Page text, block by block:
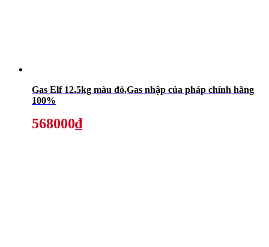
Gas Elf 12.5kg màu đỏ,Gas nhập của pháp chính hãng
100%
568000₫